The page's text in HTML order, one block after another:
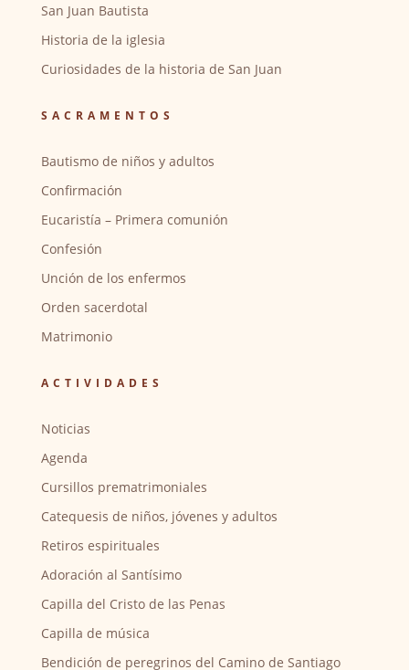
San Juan Bautista
Historia de la iglesia
Curiosidades de la historia de San Juan
SACRAMENTOS
Bautismo de niños y adultos
Confirmación
Eucaristía – Primera comunión
Confesión
Unción de los enfermos
Orden sacerdotal
Matrimonio
ACTIVIDADES
Noticias
Agenda
Cursillos prematrimoniales
Catequesis de niños, jóvenes y adultos
Retiros espirituales
Adoración al Santísimo
Capilla del Cristo de las Penas
Capilla de música
Bendición de peregrinos del Camino de Santiago